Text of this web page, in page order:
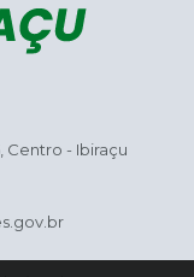
Centro - Ibiraçu